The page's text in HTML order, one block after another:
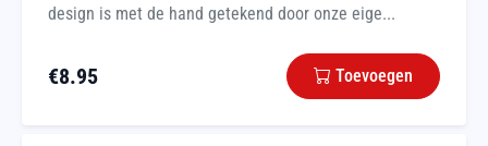
design is met de hand getekend door onze eige...
€8.95 Toevoegen